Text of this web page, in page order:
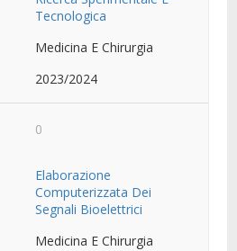
Tecnologica
Medicina E Chirurgia
2023/2024
0
Elaborazione
Computerizzata Dei
Segnali Bioelettrici
Medicina E Chirurgia